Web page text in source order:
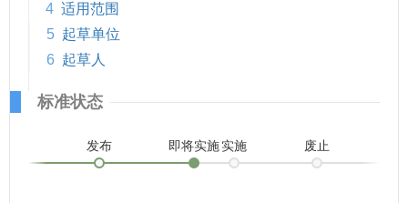
4 适用范围
5 起草单位
6 起草人
标准状态
发布 即将实施实施 废止